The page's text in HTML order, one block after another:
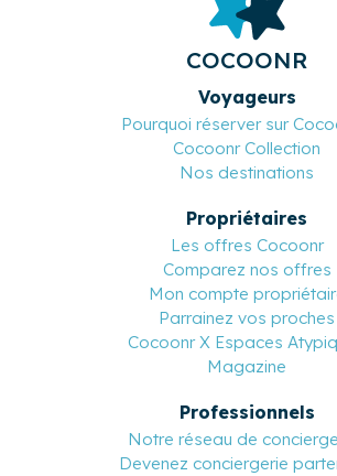
COCOONR
Voyageurs
Pourquoi réserver sur
Cocoonr Collection
Nos destinations
Propriétaires
Les offres Cocoonr
Comparez nos offres
Mon compte
Parrainez vos proches
Cocoonr X Espaces
Magazine
Professionnels
Notre réseau de
Devenez conciergerie